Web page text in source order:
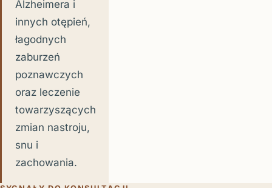
Alzheimera i
innych otępień,
łagodnych
zaburzeń
poznawczych
oraz leczenie
towarzyszących
zmian nastroju,
snu i
zachowania.